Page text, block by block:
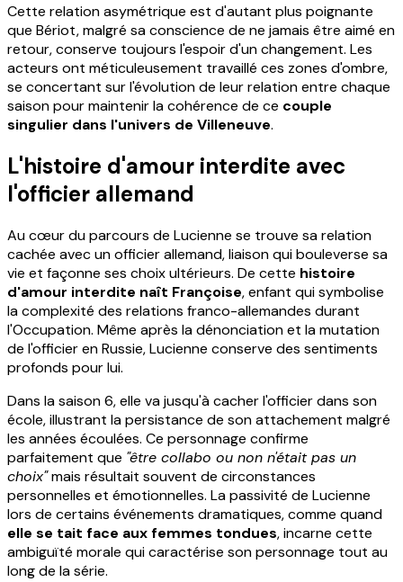
Cette relation asymétrique est d'autant plus poignante
que Bériot, malgré sa conscience de ne jamais être aimé en
retour, conserve toujours l'espoir d'un changement. Les
acteurs ont méticuleusement travaillé ces zones d'ombre,
se concertant sur l'évolution de leur relation entre chaque
saison pour maintenir la cohérence de ce couple
singulier dans l'univers de Villeneuve.
L'histoire d'amour interdite avec
l'officier allemand
Au cœur du parcours de Lucienne se trouve sa relation
cachée avec un officier allemand, liaison qui bouleverse sa
vie et façonne ses choix ultérieurs. De cette histoire
d'amour interdite naît Françoise, enfant qui symbolise
la complexité des relations franco-allemandes durant
l'Occupation. Même après la dénonciation et la mutation
de l'officier en Russie, Lucienne conserve des sentiments
profonds pour lui.
Dans la saison 6, elle va jusqu'à cacher l'officier dans son
école, illustrant la persistance de son attachement malgré
les années écoulées. Ce personnage confirme
parfaitement que "être collabo ou non n'était pas un
choix"mais résultait souvent de circonstances
personnelles et émotionnelles. La passivité de Lucienne
lors de certains événements dramatiques, comme quand
elle se tait face aux femmes tondues, incarne cette
ambiguïté morale qui caractérise son personnage tout au
long de la série.